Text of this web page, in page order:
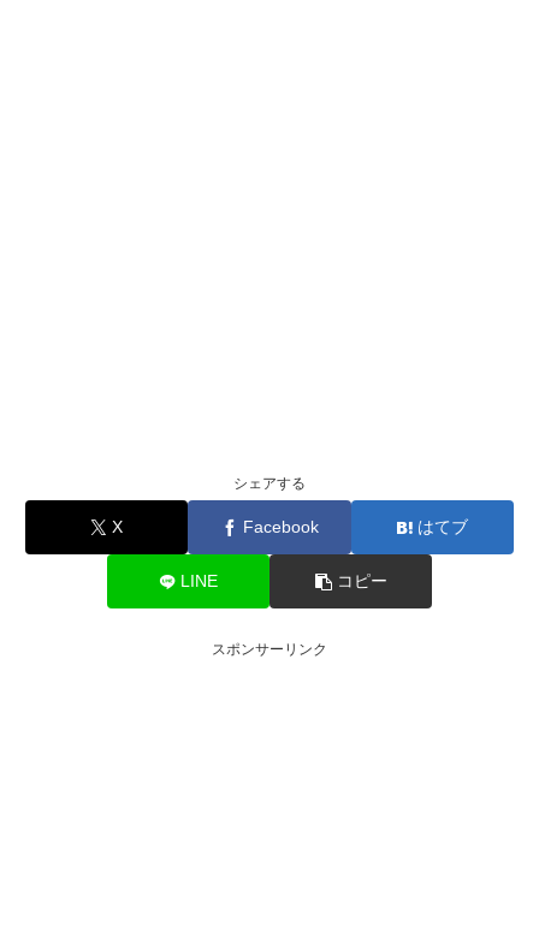
シェアする
X Facebook はてブ
LINE コピー
スポンサーリンク